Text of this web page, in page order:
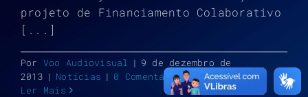
projeto de Financiamento Colaborativo
[...]
Por Voo Audiovisual | 9 de dezembro de
2013 | Notícias | 0 Comentários
Ler Mais